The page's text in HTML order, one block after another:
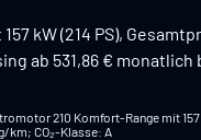
kW (214 PS),
ab 531,86 € monatlich
210 Komfort-Range mit 157
km; CO₂-Klasse: A